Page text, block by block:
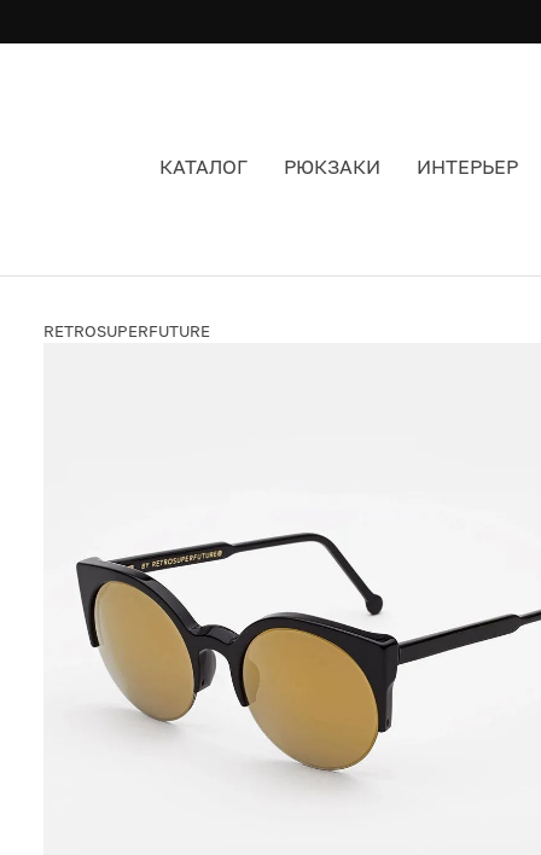
КАТАЛОГ РЮКЗАКИ ИНТЕРЬЕР
RETROSUPERFUTURE